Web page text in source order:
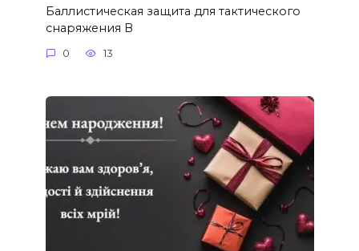
Баллистическая защита для тактического
снаряжения В
0 13